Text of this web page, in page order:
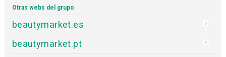
Otras webs del grupo
beautymarket.es
beautymarket.pt